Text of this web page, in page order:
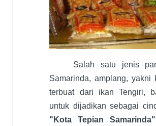
Salah satu jenis
Samarinda, amplang, yakni
terbuat dari ikan Tengiri,
untuk dijadikan sebagai
"Kota Tepian